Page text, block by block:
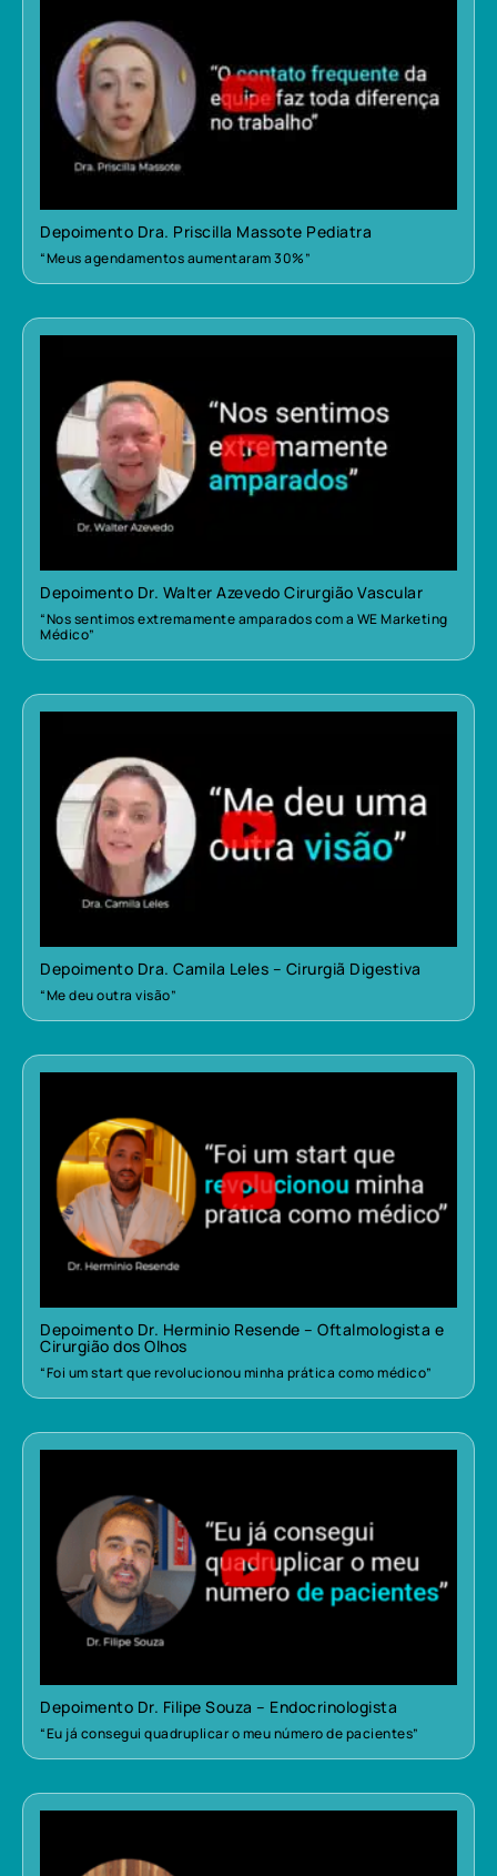
Depoimento Dra. Priscilla Massote Pediatra
“Meus agendamentos aumentaram 30%”
Depoimento Dr. Walter Azevedo Cirurgião Vascular
“Nos sentimos extremamente amparados com a WE Marketing
Médico”
Depoimento Dra. Camila Leles – Cirurgiã Digestiva
“Me deu outra visão”
Depoimento Dr. Herminio Resende – Oftalmologista e
Cirurgião dos Olhos
“Foi um start que revolucionou minha prática como médico”
Depoimento Dr. Filipe Souza – Endocrinologista
“Eu já consegui quadruplicar o meu número de pacientes”